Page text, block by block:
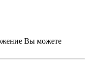
Вы можете